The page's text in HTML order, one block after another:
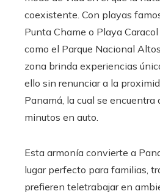
coexistente. Con playas
Punta Chame o Playa
como el Parque Nacional
zona brinda experiencias
ello sin renunciar a la
Panamá, la cual se encuentra
minutos en auto.
Esta armonía convierte a
lugar perfecto para familias,
prefieren teletrabajar en